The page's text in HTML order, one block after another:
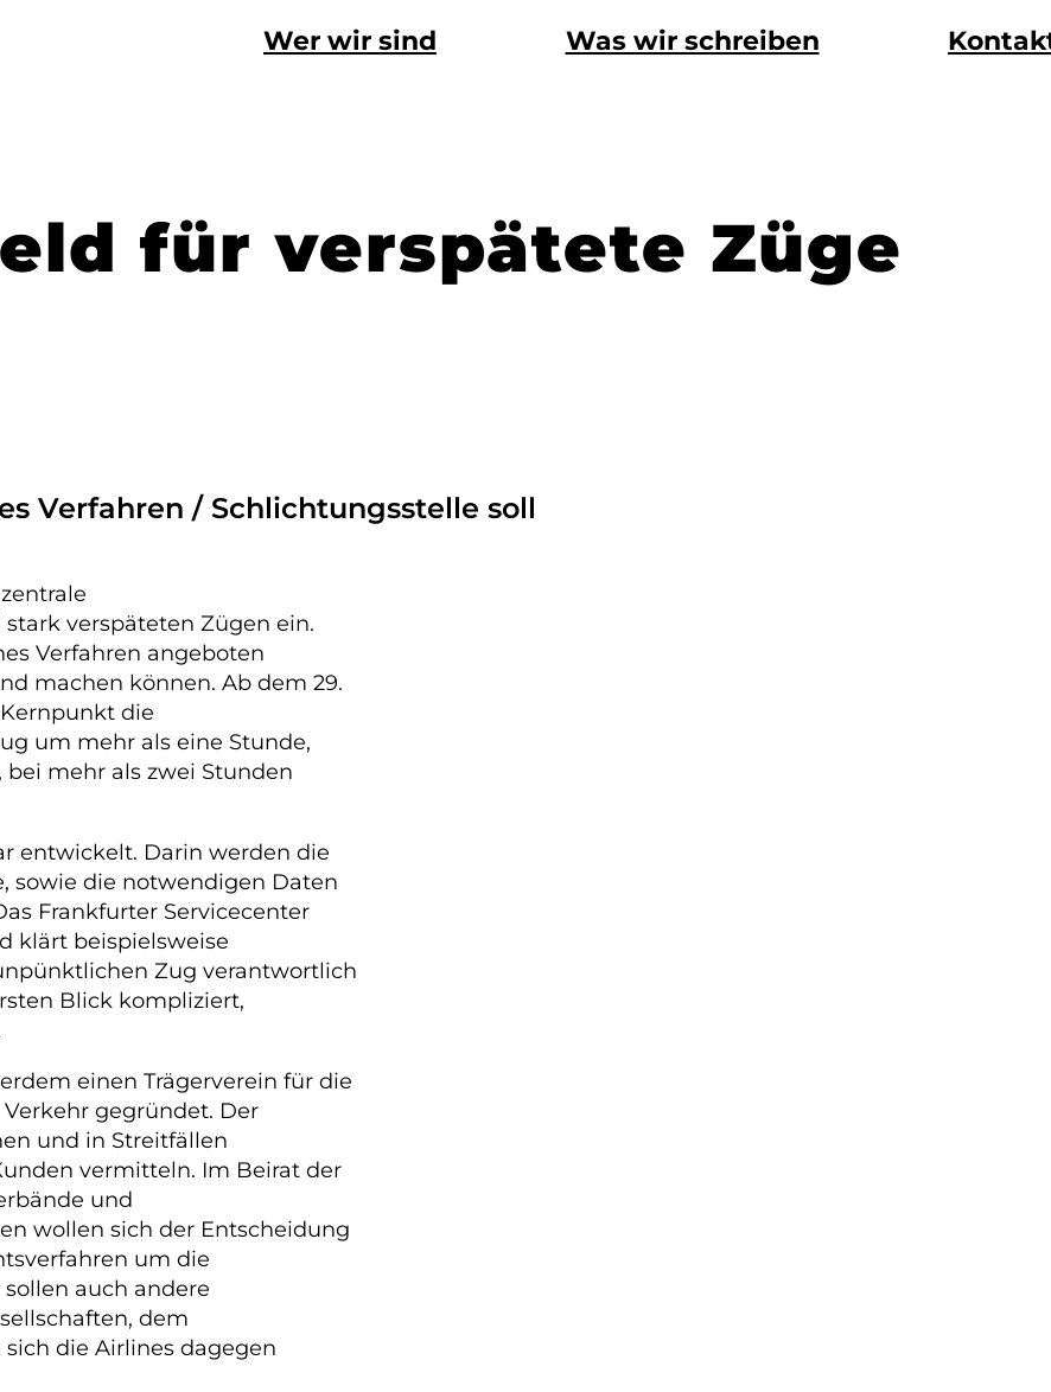
Wer wir sind Was wir schreiben
für verspätete Züge
Verfahren / Schlichtungsstelle soll
verspäteten Zügen ein.
Verfahren angeboten
machen können. Ab dem 29.
die
um mehr als eine Stunde,
bei mehr als zwei Stunden
entwickelt. Darin werden die
sowie die notwendigen Daten
Frankfurter Servicecenter
klärt beispielsweise
Zug verantwortlich
Blick kompliziert,
einen Trägerverein für die
gegründet. Der
und in Streitfällen
vermitteln. Im Beirat der
und
wollen sich der Entscheidung
um die
auch andere
dem
die Airlines dagegen